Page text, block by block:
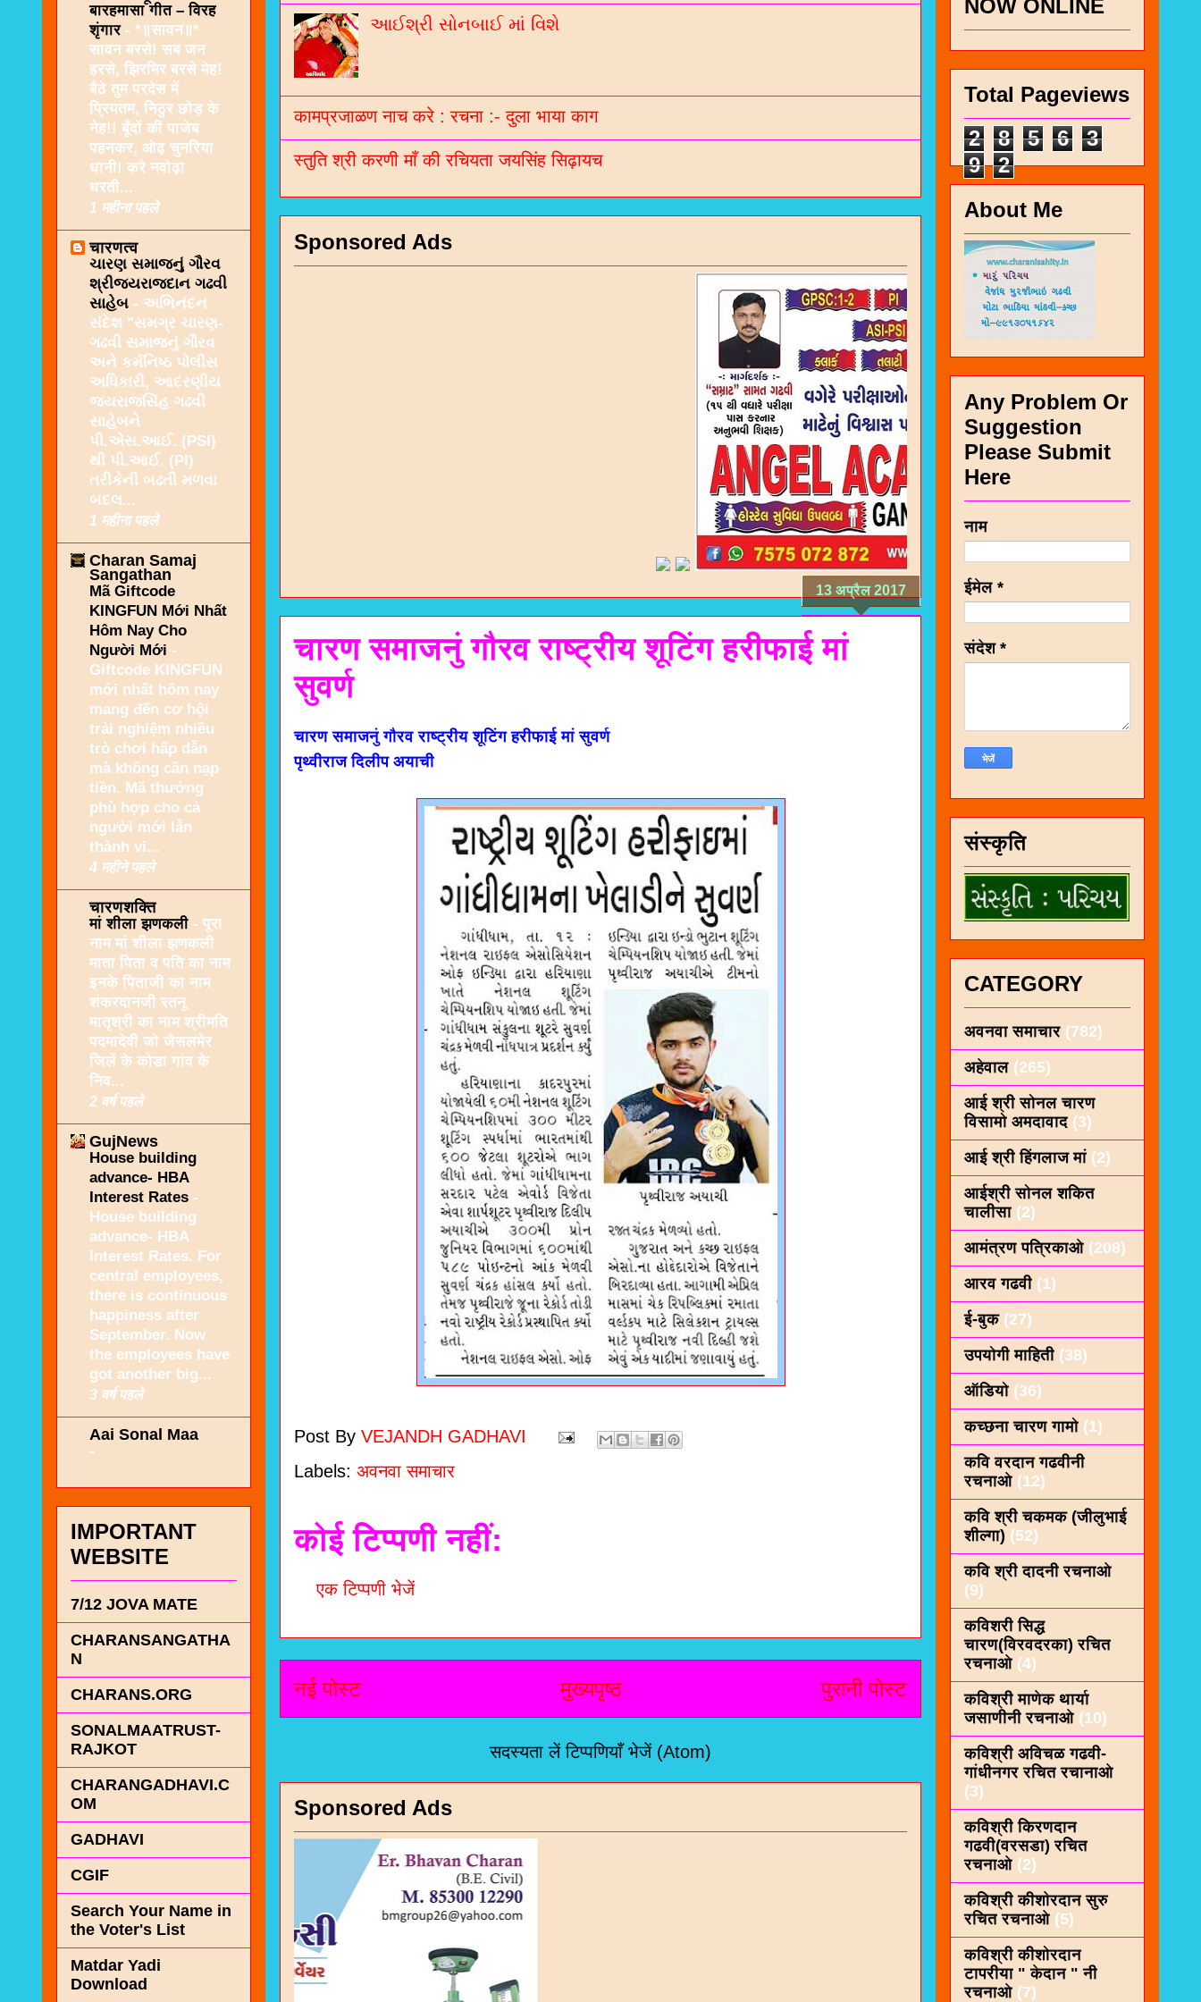
આઈશ્રી સોનબાઈ માં વિશે
कामप्रजाळण नाच करे : रचना :- दुला भाया काग
स्तुति श्री करणी माँ की रचियता जयसिंह सिढ़ायच
Sponsored Ads
13 अप्रैल 2017
चारण समाजनुं गौरव राष्ट्रीय शूटिंग हरीफाई मां
सुवर्ण
चारण समाजनुं गौरव राष्ट्रीय शूटिंग हरीफाई मां सुवर्ण
पृथ्वीराज दिलीप अयाची
Post By VEJANDH GADHAVI
Labels: अवनवा समाचार
कोई टिप्पणी नहीं:
एक टिप्पणी भेजें
नई पोस्ट पुरानी पोस्ट
मुख्यपृष्ठ
सदस्यता लेंटिप्पणियाँ भेजें (Atom)
Sponsored Ads
बारहमासा गीत – विरह
शृंगार - *॥सावन॥*
सावन बरसे! सब जन
हरसे, झिरमिर बरसे मेह!
बैठे तुम परदेस में
प्रियतम, निठुर छोड़ के
नेह!! बूँदों की पाजेब
पहनकर, ओढ़ चुनरिया
धानी! करे नवोढ़ा
धरती...
1 महीना पहले
चारणत्व
ચારણ સમાજનું ગૌરવ
શ્રીજયરાજદાન ગઢવી
સાહેબ - અભિનંદન
સંદેશ "સમગ્ર ચારણ-
ગઢવી સમાજનું ગૌરવ
અને કર્મનિષ્ઠ પોલીસ
અધિકારી, આદરણીય
જયરાજસિંહ ગઢવી
સાહેબને
પી.એસ.આઈ. (PSI)
થી પી.આઈ. (PI)
તરીકેની બઢતી મળવા
બદલ...
1 महीना पहले
Charan Samaj
Sangathan
Mã Giftcode
KINGFUN Mới Nhất
Hôm Nay Cho
Người Mới -
Giftcode KINGFUN
mới nhất hôm nay
mang đến cơ hội
trải nghiệm nhiều
trò chơi hấp dẫn
mà không cần nạp
tiền. Mã thưởng
phù hợp cho cả
người mới lẫn
thành vi...
4 महीने पहले
चारणशक्ति
मां शीला झणकली - पूरा
नाम मां शीला झणकली
माता पिता व पति का नाम
इनके पिताजी का नाम
शंकरदानजी रतनू
मातृश्री का नाम श्रीमति
पदमादेवी जो जैसलमेर
जिलें के कोडा गांव के
निव...
2 वर्ष पहले
GujNews
House building
advance- HBA
Interest Rates -
House building
advance- HBA
Interest Rates. For
central employees,
there is continuous
happiness after
September. Now
the employees have
got another big...
3 वर्ष पहले
Aai Sonal Maa
-
IMPORTANT
WEBSITE
7/12 JOVA MATE
CHARANSANGATHA
N
CHARANS.ORG
SONALMAATRUST-
RAJKOT
CHARANGADHAVI.C
OM
GADHAVI
CGIF
Search Your Name in
the Voter's List
Matdar Yadi
Download
NOW ONLINE
Total Pageviews
2
8 5 6
3
9
2
About Me
Any Problem Or
Suggestion
Please Submit
Here
नाम
ईमेल *
संदेश *
संस्कृति
CATEGORY
अवनवा समाचार (782)
अहेवाल (265)
आई श्री सोनल चारण
विसामो अमदावाद (3)
आई श्री हिंगलाज मां (2)
आईश्री सोनल शकित
चालीसा (2)
आमंत्रण पत्रिकाओ (208)
आरव गढवी (1)
ई-बुक (27)
उपयोगी माहिती (38)
ऑडियो (36)
कच्छना चारण गामो (1)
कवि वरदान गढवीनी
रचनाओ (12)
कवि श्री चकमक (जीलुभाई
शील्गा) (52)
कवि श्री दादनी रचनाओ
(9)
कविशरी सिद्ध
चारण(विरवदरका) रचित
रचनाओ (4)
कविश्री माणेक थार्या
जसाणीनी रचनाओ (10)
कविश्री अविचळ गढवी-
गांधीनगर रचित रचानाओ
(3)
कविश्री किरणदान
गढवी(वरसडा) रचित
रचनाओ (2)
कविश्री कीशाेरदान सुरु
रचित रचनाओ (5)
कविश्री कीशोरदान
टापरीया " केदान " नी
रचनाओ (7)